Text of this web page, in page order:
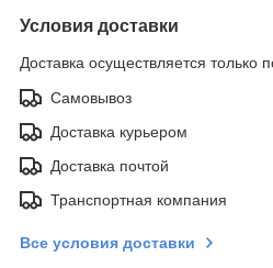
Условия доставки
Доставка осуществляется только
Самовывоз
Доставка курьером
Доставка почтой
Транспортная компания
Все условия доставки